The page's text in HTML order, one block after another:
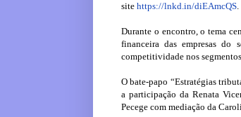
site https://lnkd.in/diEAmcQS.
Durante o encontro, o tema
financeira das empresas do
competitividade nos
O bate-papo “Estratégias
a participação da Renata
Pecege com mediação da